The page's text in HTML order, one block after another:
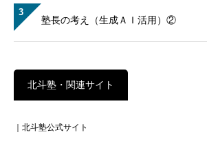
3
塾長の考え（生成ＡＩ活用）②
北斗塾・関連サイト
｜北斗塾公式サイト